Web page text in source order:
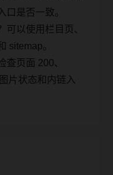
口是否一致。
可以使用栏目页、
sitemap。
查页面 200、
片状态和内链入